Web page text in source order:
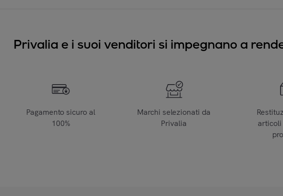
Privalia e i suoi venditori si impegnano a
Pagamento sicuro al
100%
Marchi selezionati da
Privalia
articoli